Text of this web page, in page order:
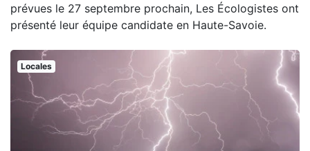
prévues le 27 septembre prochain, Les Écologistes ont
présenté leur équipe candidate en Haute-Savoie.
Locales